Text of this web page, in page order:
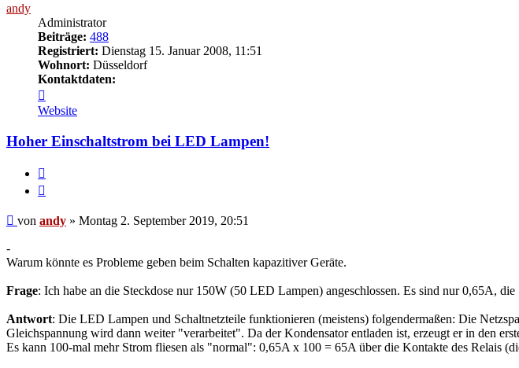
andy
Administrator
Beiträge: 488
Registriert: Dienstag 15. Januar 2008, 11:51
Wohnort: Düsseldorf
Kontaktdaten:
von
andy
Website
Hoher Einschaltstrom bei LED Lampen!
Beitrag
von andy » Montag 2. September 2019, 20:51
-
Warum könnte es Probleme geben beim Schalten kapazitiver Geräte.
Frage: Ich habe an die Steckdose nur 150W (50 LED Lampen) angeschlossen. Es sind nur 0,65A,
Antwort: Die LED Lampen und Schaltnetzteile funktionieren (meistens) folgendermaßen: Die
Gleichspannung wird dann weiter "verarbeitet". Da der Kondensator entladen ist, erzeugt er in den
Es kann 100-mal mehr Strom fliesen als "normal": 0,65A x 100 = 65A über die Kontakte des Relais